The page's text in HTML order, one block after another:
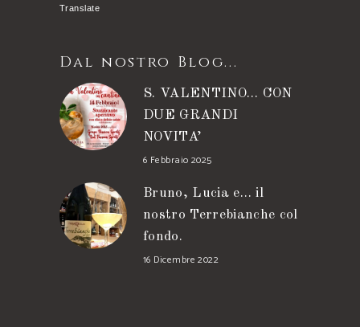
Translate
Dal nostro Blog...
S. VALENTINO… CON
DUE GRANDI
NOVITA’
6 Febbraio 2025
Bruno, Lucia e… il
nostro Terrebianche col
fondo.
16 Dicembre 2022